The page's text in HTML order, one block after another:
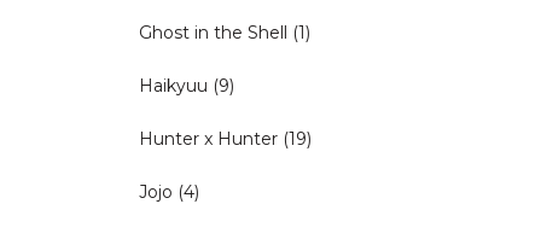
Ghost in the Shell (1)
Haikyuu (9)
Hunter x Hunter (19)
Jojo (4)